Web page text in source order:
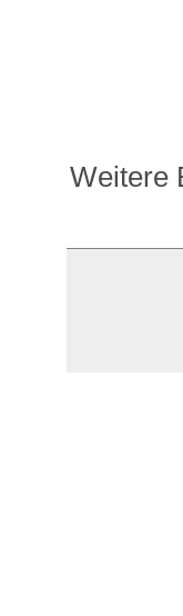
Weitere